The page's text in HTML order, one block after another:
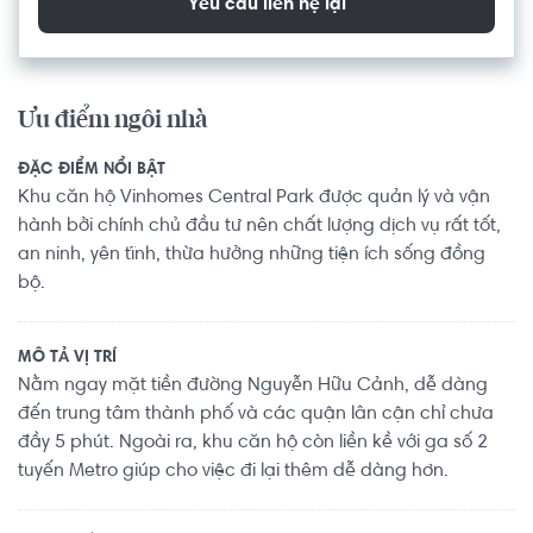
Yêu cầu liên hệ lại
Ưu điểm ngôi nhà
ĐẶC ĐIỂM NỔI BẬT
Khu căn hộ Vinhomes Central Park được quản lý và vận
hành bởi chính chủ đầu tư nên chất lượng dịch vụ rất tốt,
an ninh, yên tĩnh, thừa hưởng những tiện ích sống đồng
bộ.
MÔ TẢ VỊ TRÍ
Nằm ngay mặt tiền đường Nguyễn Hữu Cảnh, dễ dàng
đến trung tâm thành phố và các quận lân cận chỉ chưa
đầy 5 phút. Ngoài ra, khu căn hộ còn liền kề với ga số 2
tuyến Metro giúp cho việc đi lại thêm dễ dàng hơn.